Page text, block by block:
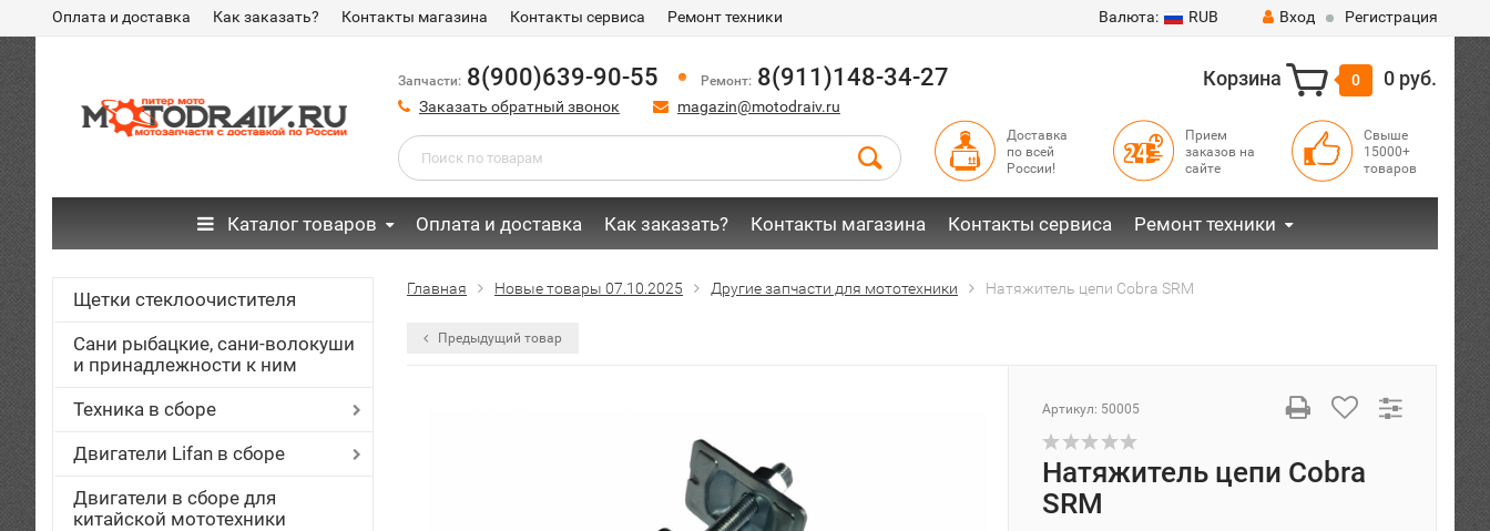
Оплата и доставка Как заказать? Контакты магазина Контакты сервиса Ремонт техники Валюта: RUB Вход Регистрация
Запчасти: 8(900)639-90-55 Ремонт: 8(911)148-34-27
Заказать обратный звонок magazin@motodraiv.ru
Корзина 0 0 руб.
Доставка
по всей
России!
Прием
заказов на
сайте
Свыше
15000+
товаров
Каталог товаров Оплата и доставка Как заказать? Контакты магазина Контакты сервиса Ремонт техники
Щетки стеклоочистителя
Сани рыбацкие, сани-волокуши
и принадлежности к ним
Техника в сборе
Двигатели Lifan в сборе
Двигатели в сборе для
китайской мототехники
Главная Новые товары 07.10.2025 Другие запчасти для мототехники Натяжитель цепи Cobra SRM
Предыдущий товар
Артикул: 50005
Натяжитель цепи Cobra
SRM